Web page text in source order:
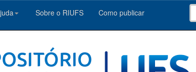
Sobre o RIUFS Como publicar